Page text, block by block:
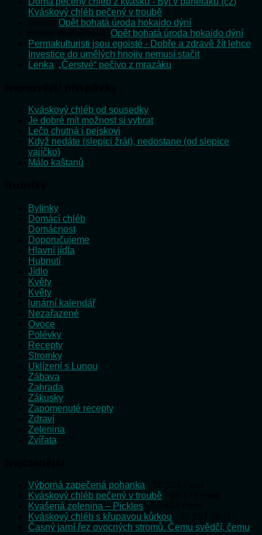
Kváskový chléb pečený v troubě
Opět bohatá úroda hokaido dýní
Opět bohatá úroda hokaido dýní
Permakulturisti jsou egoisté - Dobře a zdravě žít lehce
Investice do umělých hnojiv nemusí stačit
Lenka „Čerstvé“ pečivo z mrazáku
Kváskový chléb od sousedky
Je dobré mít možnost si vybrat
Lečo chutná i pejskovi
Když nedáte (slepici žrát), nedostane (od slepice
vajíčko)
Málo kaštanů
Bylinky
Domácí chléb
Domácnost
Doporučujeme
Hlavní jídla
Hubnutí
Jídlo
Květy
Květy
lunární kalendář
Nezařazené
Ovoce
Polévky
Recepty
Stromky
Uklízení s Lunou
Zábava
Zahrada
Zákusky
Zapomenuté recepty
Zdraví
Zelenina
Zvířata
Výborná zapečená pohanka
Kváskový chléb pečený v troubě
Kvašená zelenina – Pickles
Kváskový chléb s křupavou kůrkou
Časný jarní řez ovocných stromů. Čemu svědčí, čemu